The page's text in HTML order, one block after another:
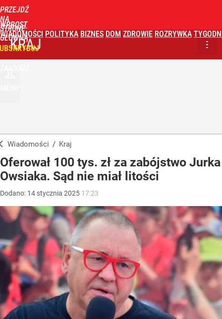
PRZEJDŹ
NA
STRONĘ
GŁÓWNĄ
WPROST
WIADOMOŚCI POLITYKA BIZNES DOM ZDROWIE ROZRYWKA
KRAJ
Wiadomości / Kraj
Oferował 100 tys. zł za zabójstwo Jurka
Owsiaka. Sąd nie miał litości
Dodano: 14 stycznia 2025 17:23